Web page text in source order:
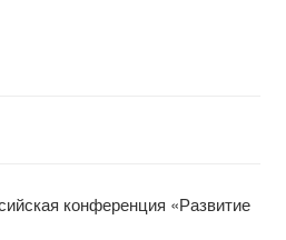
конференция «Развитие